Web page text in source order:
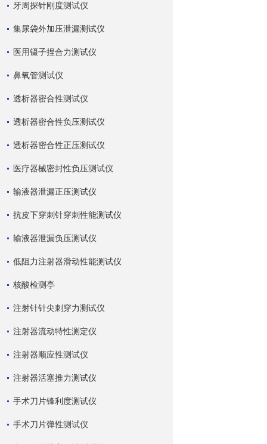
牙周探针刚度测试仪
集尿袋外加压泄漏测试仪
医用镊子捏合力测试仪
鼻氧管测试仪
透析器密合性测试仪
透析器密合性负压测试仪
透析器密合性正压测试仪
医疗器械密封性负压测试仪
输液器泄漏正压测试仪
抗皮下穿刺针穿刺性能测试仪
输液器泄漏负压测试仪
低阻力注射器滑动性能测试仪
核酸检测亭
注射针针尖刺穿力测试仪
注射器流动特性测定仪
注射器顺应性测试仪
注射器活塞推力测试仪
手术刀片锋利度测试仪
手术刀片弹性测试仪